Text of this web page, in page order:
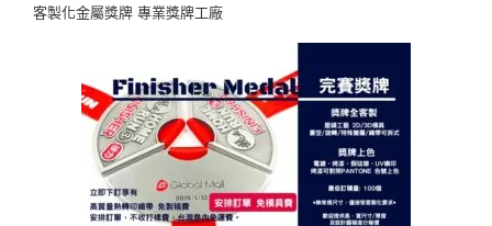
客製化金屬獎牌 專業獎牌工廠